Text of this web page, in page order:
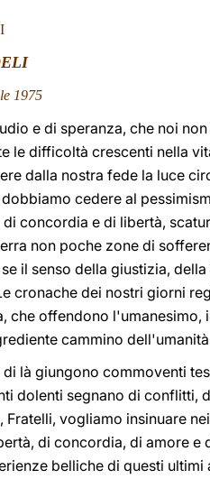
1975
e di speranza, che noi
le difficoltà crescenti nella
dalla nostra fede la luce
cedere al
concordia e di libertà,
non poche zone di
il senso della giustizia,
cronache dei nostri giorni
che offendono l'umanesimo,
cammino
là giungono commoventi
dolenti segnano di conflitti,
vogliamo insinuare
di concordia, di amore e
belliche di questi ultimi